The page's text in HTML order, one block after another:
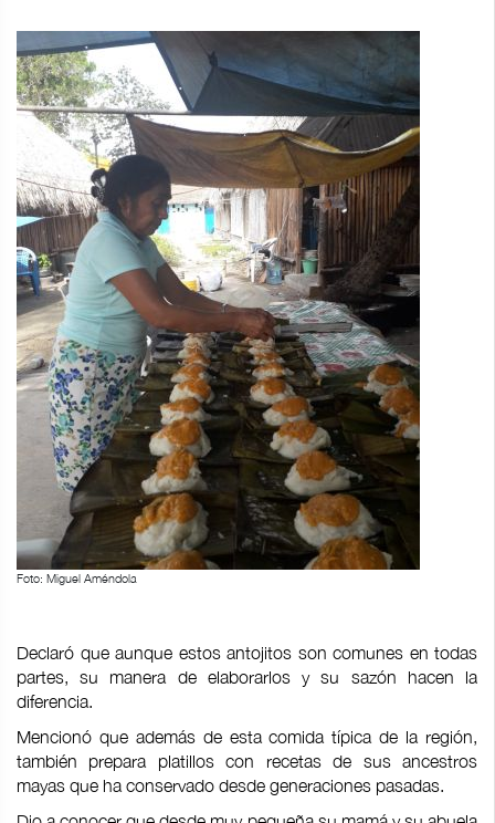
Foto: Miguel Améndola
Declaró que aunque estos antojitos son comunes en todas
partes, su manera de elaborarlos y su sazón hacen la
diferencia.
Mencionó que además de esta comida típica de la región,
también prepara platillos con recetas de sus ancestros
mayas que ha conservado desde generaciones pasadas.